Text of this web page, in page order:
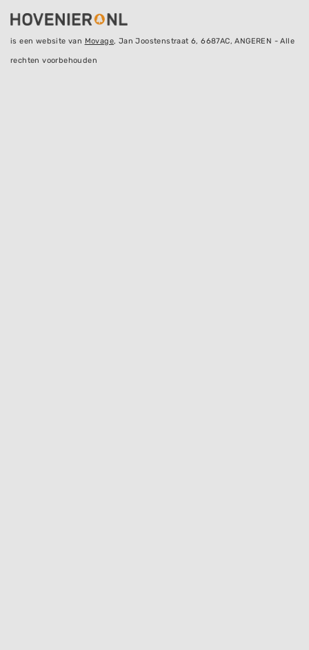
is een website van Movage, Jan Joostenstraat 6, 6687AC, ANGEREN - Alle
rechten voorbehouden